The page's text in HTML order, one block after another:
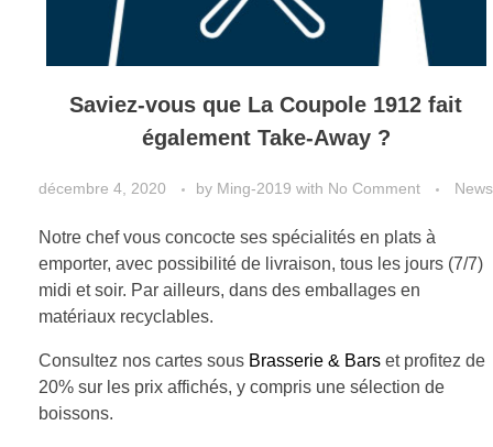
Saviez-vous que La Coupole 1912 fait
également Take-Away ?
décembre 4, 2020 by Ming-2019 with No Comment News
Notre chef vous concocte ses spécialités en plats à
emporter, avec possibilité de livraison, tous les jours (7/7)
midi et soir. Par ailleurs, dans des emballages en
matériaux recyclables.
Consultez nos cartes sous Brasserie & Bars et profitez de
20% sur les prix affichés, y compris une sélection de
boissons.